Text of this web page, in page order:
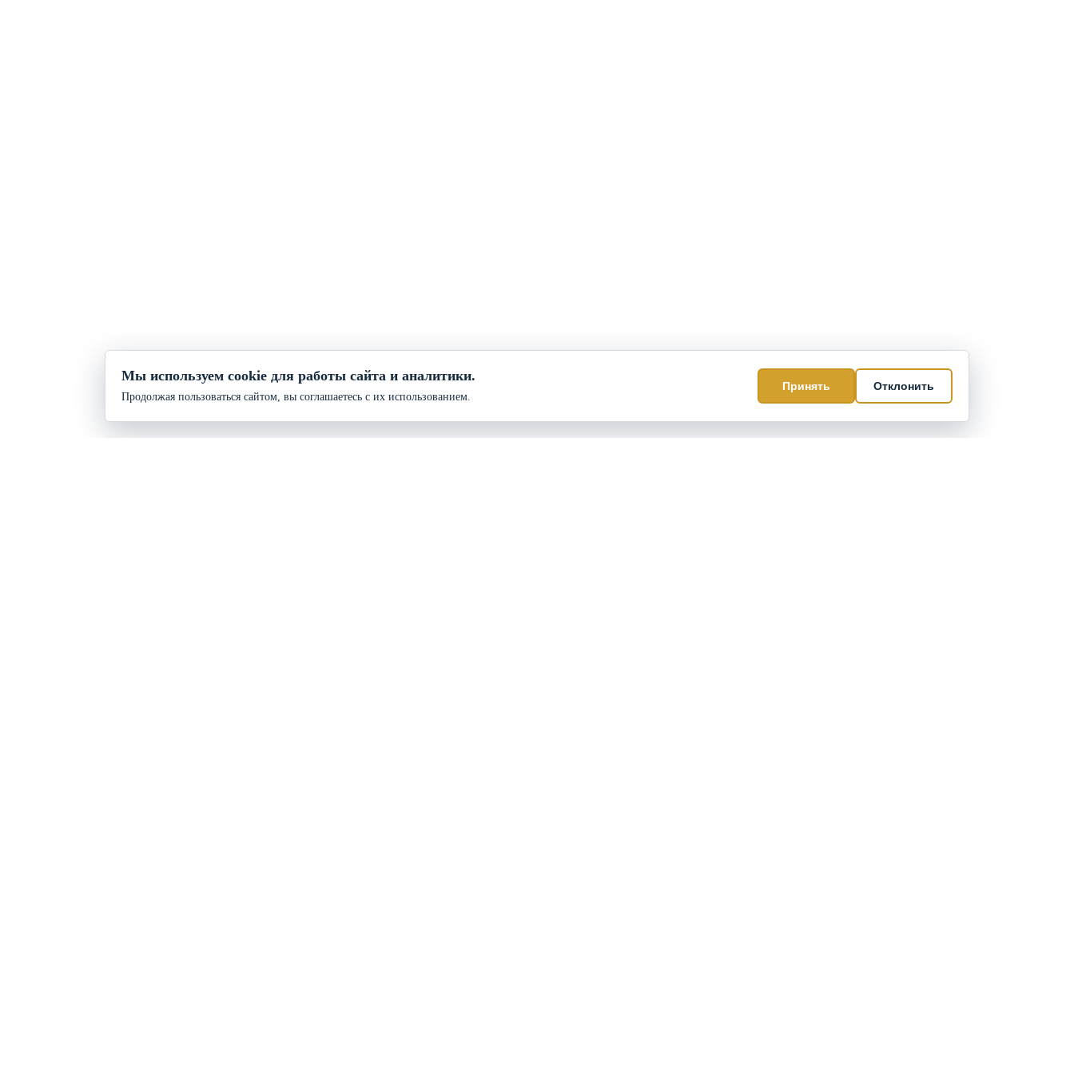
Мы используем cookie для работы сайта и аналитики.
Продолжая пользоваться сайтом, вы соглашаетесь с их использованием.
Принять Отклонить